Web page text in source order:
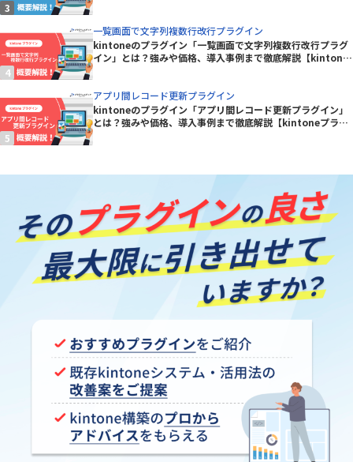
一覧画面で文字列複数行改行プラグイン
kintoneのプラグイン「一覧画面で文字列複数行改行プラグ
イン」とは？強みや価格、導入事例まで徹底解説【kintone
アプリ間レコード更新プラグイン
kintoneのプラグイン「アプリ間レコード更新プラグイン」
とは？強みや価格、導入事例まで徹底解説【kintoneプラグ